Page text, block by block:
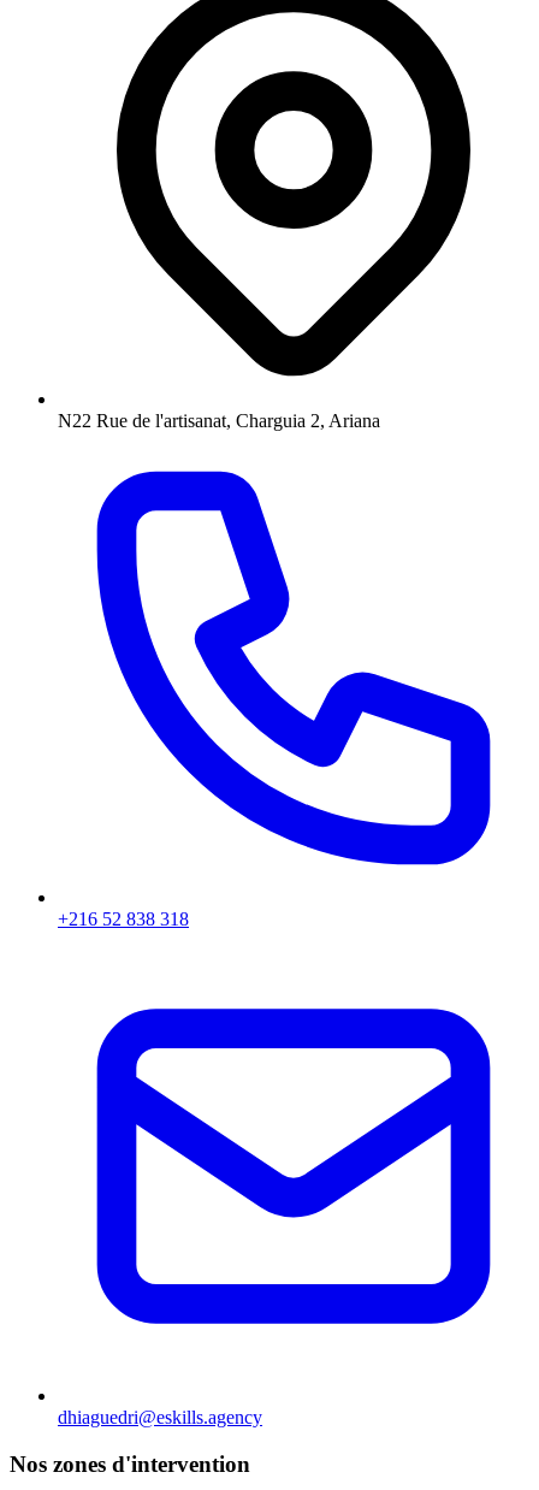
N22 Rue de l'artisanat, Charguia 2, Ariana
+216 52 838 318
dhiaguedri@eskills.agency
Nos zones d'intervention